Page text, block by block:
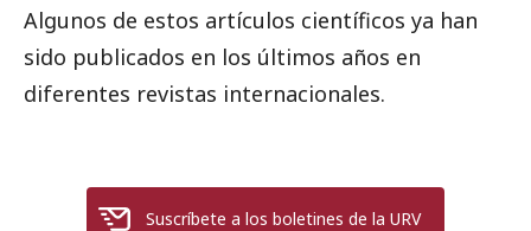
Algunos de estos artículos científicos ya han
sido publicados en los últimos años en
diferentes revistas internacionales.
Suscríbete a los boletines de la URV